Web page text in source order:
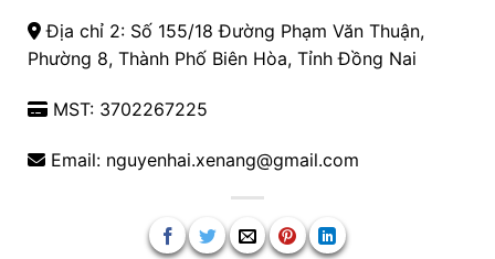
Địa chỉ 2: Số 155/18 Đường Phạm Văn Thuận,
Phường 8, Thành Phố Biên Hòa, Tỉnh Đồng Nai
MST: 3702267225
Email: nguyenhai.xenang@gmail.com